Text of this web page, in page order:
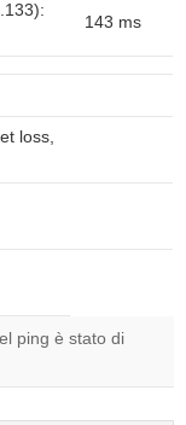
143 ms
loss,
ping è stato di